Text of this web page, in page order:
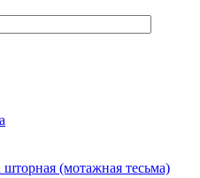
шторная (мотажная тесьма)